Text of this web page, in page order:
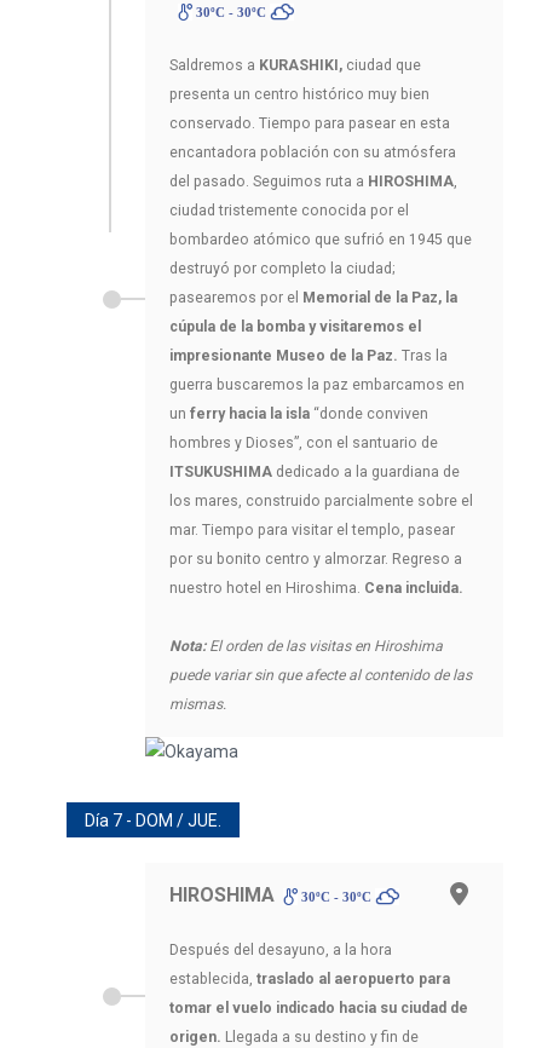
30ºC - 30ºC
Saldremos a KURASHIKI, ciudad que
presenta un centro histórico muy bien
conservado. Tiempo para pasear en esta
encantadora población con su atmósfera
del pasado. Seguimos ruta a HIROSHIMA
ciudad tristemente conocida por el
bombardeo atómico que sufrió en 1945 que
destruyó por completo la ciudad;
pasearemos por el Memorial de la Paz, la
cúpula de la bomba y visitaremos el
impresionante Museo de la Paz. Tras la
guerra buscaremos la paz embarcamos en
un ferry hacia la isla “donde conviven
hombres y Dioses”, con el santuario de
ITSUKUSHIMA dedicado a la guardiana de
los mares, construido parcialmente sobre el
mar. Tiempo para visitar el templo, pasear
por su bonito centro y almorzar. Regreso a
nuestro hotel en Hiroshima. Cena incluida.
Nota: El orden de las visitas en Hiroshima
puede variar sin que afecte al contenido de las
mismas.
Día 7 - DOM / JUE.
HIROSHIMA 30ºC - 30ºC
Después del desayuno, a la hora
establecida, traslado al aeropuerto para
tomar el vuelo indicado hacia su ciudad de
origen. Llegada a su destino y fin de